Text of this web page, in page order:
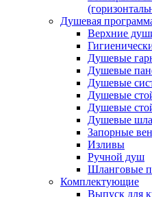
Душевая
Верхние
Душевые
Душевые
Душевые
Душевые
Душевые
Душевые
Запорные
Изливы
Ручной душ
Шланговые
Комплектующие
Выпуск для